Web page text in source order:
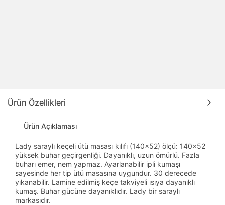
Ürün Özellikleri
Ürün Açıklaması
Lady saraylı keçeli ütü masası kılıfı (140x52) ölçü: 140x52
yüksek buhar geçirgenliği. Dayanıklı, uzun ömürlü. Fazla
buharı emer, nem yapmaz. Ayarlanabilir ipli kumaşı
sayesinde her tip ütü masasına uygundur. 30 derecede
yıkanabilir. Lamine edilmiş keçe takviyeli ısıya dayanıklı
kumaş. Buhar gücüne dayanıklıdır. Lady bir saraylı
markasıdır.